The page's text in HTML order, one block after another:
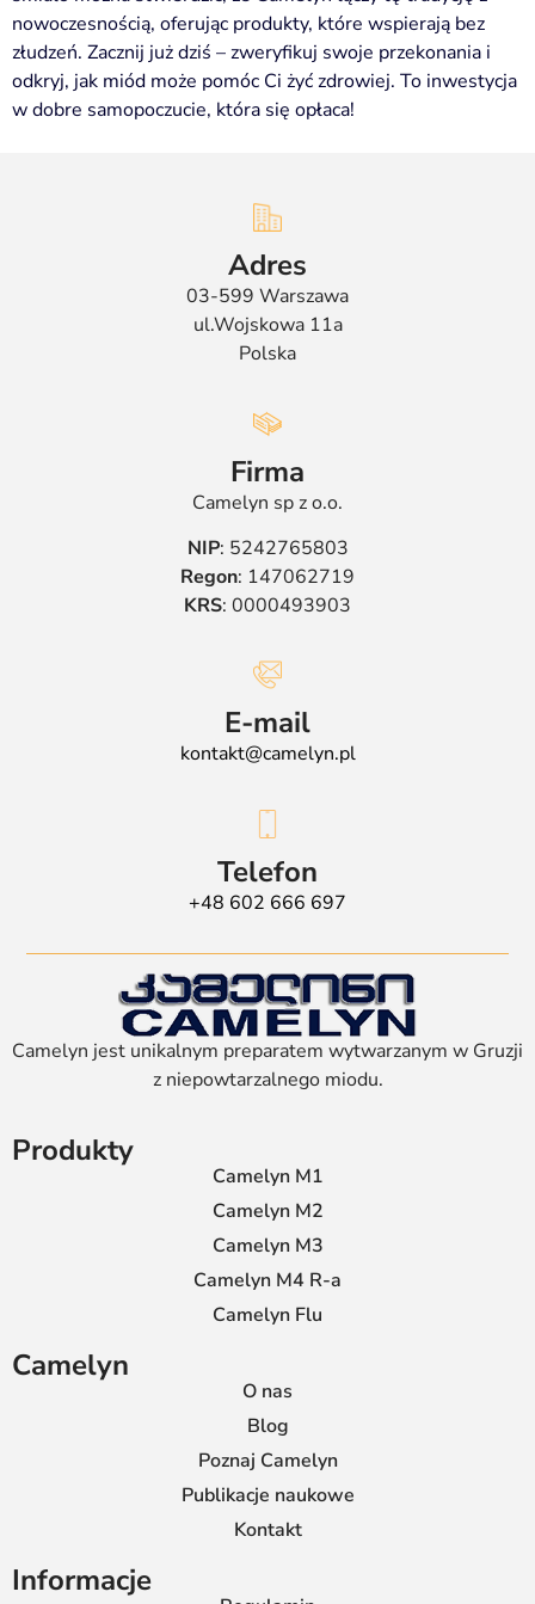
nowoczesnością, oferując produkty, które wspierają bez
złudzeń. Zacznij już dziś – zweryfikuj swoje przekonania i
odkryj, jak miód może pomóc Ci żyć zdrowiej. To inwestycja
w dobre samopoczucie, która się opłaca!
Adres
03-599 Warszawa
ul.Wojskowa 11a
Polska
Firma
Camelyn sp z o.o.
NIP: 5242765803
Regon: 147062719
KRS: 0000493903
E-mail
kontakt@camelyn.pl
Telefon
+48 602 666 697
Camelyn jest unikalnym preparatem wytwarzanym w Gruzji
z niepowtarzalnego miodu.
Produkty
Camelyn M1
Camelyn M2
Camelyn M3
Camelyn M4 R-a
Camelyn Flu
Camelyn
O nas
Blog
Poznaj Camelyn
Publikacje naukowe
Kontakt
Informacje